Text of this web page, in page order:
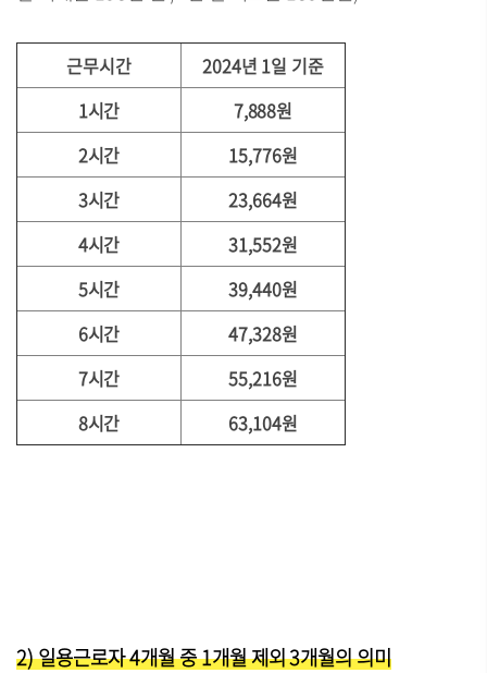
근무시간
2024년 1일 기준
1시간
7,888원
2시간
15,776원
3시간
23,664원
4시간
31,552원
5시간
39,440원
6시간
47,328원
7시간
55,216원
8시간
63,104원
2) 일용근로자 4개월 중 1개월 제외 3개월의 의미